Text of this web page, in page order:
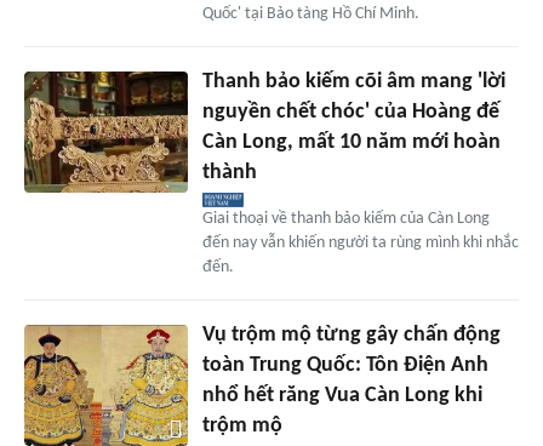
Quốc' tại Bảo tàng Hồ Chí Minh.
Thanh bảo kiếm cõi âm mang 'lời
nguyền chết chóc' của Hoàng đế
Càn Long, mất 10 năm mới hoàn
thành
Giai thoại về thanh bảo kiếm của Càn Long
đến nay vẫn khiến người ta rùng mình khi nhắc
đến.
Vụ trộm mộ từng gây chấn động
toàn Trung Quốc: Tôn Điện Anh
nhổ hết răng Vua Càn Long khi
trộm mộ